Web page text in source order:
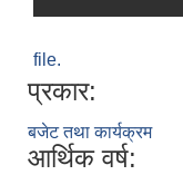
file.
प्रकार:
बजेट तथा कार्यक्रम
आर्थिक वर्ष: